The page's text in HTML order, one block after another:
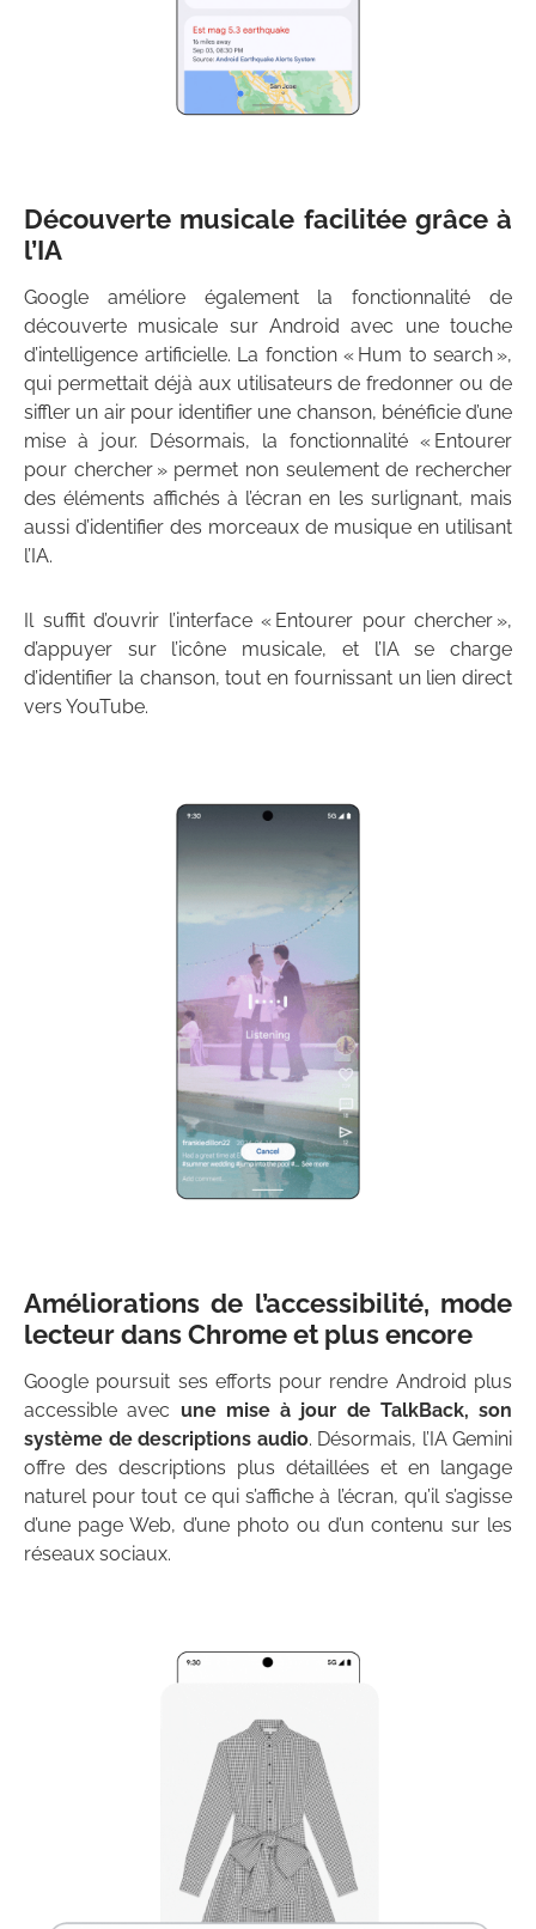
Découverte musicale facilitée grâce à
l’IA
Google améliore également la fonctionnalité de
découverte musicale sur Android avec une touche
d’intelligence artificielle. La fonction « Hum to search »,
qui permettait déjà aux utilisateurs de fredonner ou de
siffler un air pour identifier une chanson, bénéficie d’une
mise à jour. Désormais, la fonctionnalité « Entourer
pour chercher » permet non seulement de rechercher
des éléments affichés à l’écran en les surlignant, mais
aussi d’identifier des morceaux de musique en utilisant
l’IA.
Il suffit d’ouvrir l’interface « Entourer pour chercher »,
d’appuyer sur l’icône musicale, et l’IA se charge
d’identifier la chanson, tout en fournissant un lien direct
vers YouTube.
Améliorations de l’accessibilité, mode
lecteur dans Chrome et plus encore
Google poursuit ses efforts pour rendre Android plus
accessible avec une mise à jour de TalkBack, son
système de descriptions audio. Désormais, l’IA Gemini
offre des descriptions plus détaillées et en langage
naturel pour tout ce qui s’affiche à l’écran, qu’il s’agisse
d’une page Web, d’une photo ou d’un contenu sur les
réseaux sociaux.